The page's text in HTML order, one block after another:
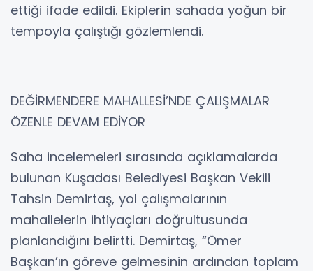
ettiği ifade edildi. Ekiplerin sahada yoğun bir
tempoyla çalıştığı gözlemlendi.
DEĞİRMENDERE MAHALLESİ’NDE ÇALIŞMALAR
ÖZENLE DEVAM EDİYOR
Saha incelemeleri sırasında açıklamalarda
bulunan Kuşadası Belediyesi Başkan Vekili
Tahsin Demirtaş, yol çalışmalarının
mahallelerin ihtiyaçları doğrultusunda
planlandığını belirtti. Demirtaş, “Ömer
Başkan’ın göreve gelmesinin ardından toplam